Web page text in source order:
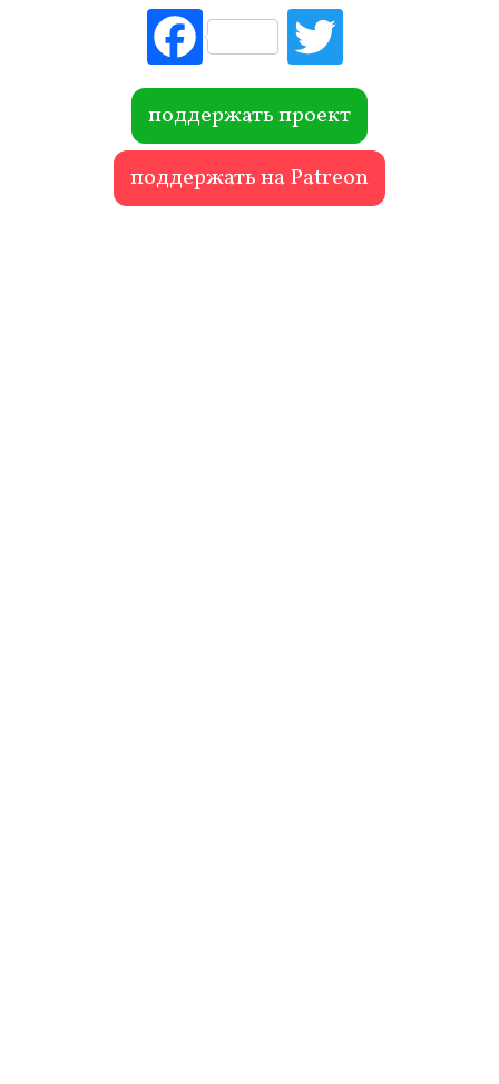
Fac
ebo
ok r
поддержать проект
поддержать на Patreon